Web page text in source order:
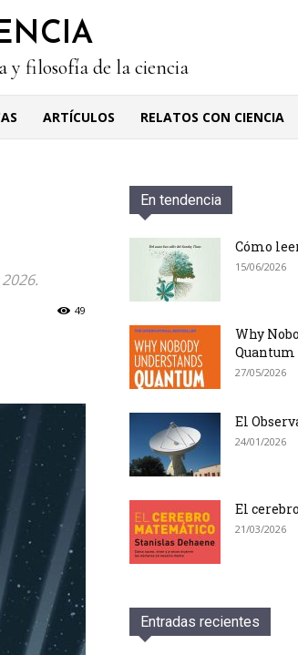
y filosofía de la ciencia
ARTÍCULOS RELATOS CON CIENCIA
49
En tendencia
Cómo
15/06/2026
Why
Quantum
27/05/2026
El
24/01/2026
El
21/03/2026
Entradas recientes